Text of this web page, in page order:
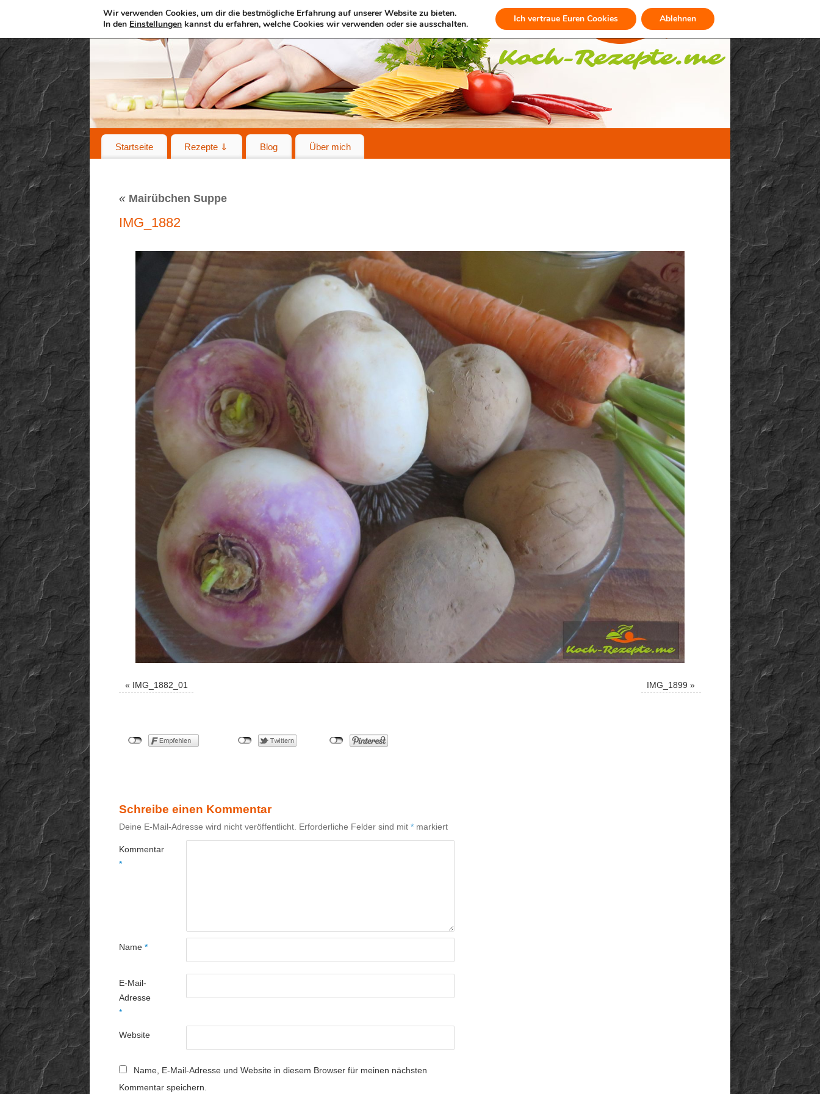
Startseite Rezepte ⇓ Blog Über mich
« Mairübchen Suppe
IMG_1882
« IMG_1882_01 IMG_1899 »
Schreibe einen Kommentar
Deine E-Mail-Adresse wird nicht veröffentlicht. Erforderliche Felder sind mit * markiert
Kommentar
*
Name *
E-Mail-
Adresse
*
Website
Name, E-Mail-Adresse und Website in diesem Browser für meinen nächsten
Kommentar speichern.
Wir verwenden Cookies, um dir die bestmögliche Erfahrung auf unserer Website zu bieten.
In den Einstellungen kannst du erfahren, welche Cookies wir verwenden oder sie ausschalten. Ich vertraue Euren Cookies Ablehnen